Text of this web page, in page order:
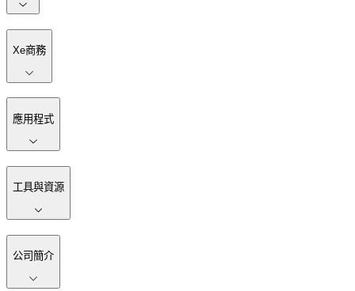
Xe商務
應用程式
工具與資源
公司簡介